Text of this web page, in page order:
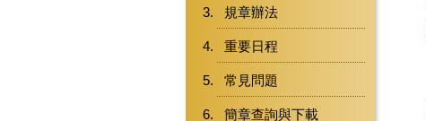
規章辦法
重要日程
常見問題
簡章查詢與下載